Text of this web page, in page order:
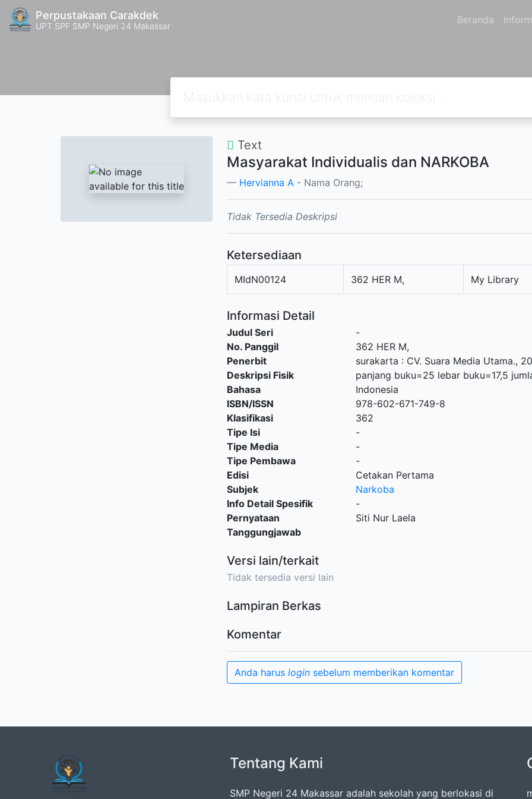
Perpustakaan Carakdek
UPT SPF SMP Negeri 24 Makassar Beranda
Text
Masyarakat Individualis dan NARKOBA
Hervianna A - Nama Orang;
Tidak Tersedia Deskripsi
Ketersediaan
MIdN00124 362 HER M, My Library
Informasi Detail
Judul Seri
-
No. Panggil
362 HER M,
Penerbit
surakarta : CV. Suara Media Utama.,
Deskripsi Fisik
panjang buku=25 lebar buku=17,5
Bahasa
Indonesia
ISBN/ISSN
978-602-671-749-8
Klasifikasi
362
Tipe Isi
-
Tipe Media
-
Tipe Pembawa
-
Edisi
Cetakan Pertama
Subjek
Narkoba
Info Detail Spesifik
-
Pernyataan
Tanggungjawab
Siti Nur Laela
Versi lain/terkait
Tidak tersedia versi lain
Lampiran Berkas
Komentar
Anda harus login sebelum memberikan komentar
Tentang Kami
SMP Negeri 24 Makassar adalah sekolah yang berlokasi di